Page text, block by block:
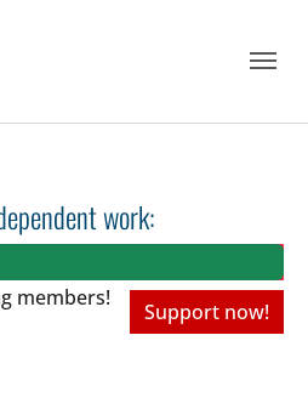
work:
members!
Support now!